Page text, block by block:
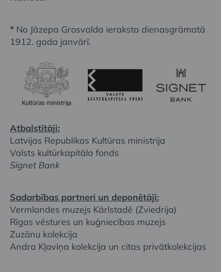
* No Jāzepa Grosvalda ieraksta dienasgrāmatā
1912. gada janvārī.
Atbalstītāji:
Latvijas Republikas Kultūras ministrija
Valsts kultūrkapitāla fonds
Signet Bank
Sadarbības partneri un deponētāji:
Vermlandes muzejs Kārlstadē (Zviedrija)
Rīgas vēstures un kuģniecības muzejs
Zuzānu kolekcija
Andra Kļaviņa kolekcija un citas privātkolekcijas